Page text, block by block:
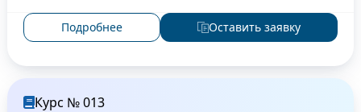
Подробнее Оставить заявку
Курс № 013